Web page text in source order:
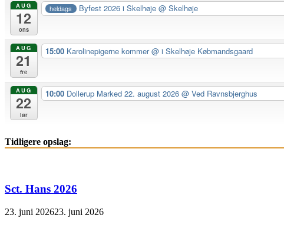
AUG
12
ons
heldags Byfest 2026 i Skelhøje@ Skelhøje
AUG
21
fre
15:00 Karolinepigerne kommer@ i Skelhøje Købmandsgaard
AUG
22
lør
10:00 Dollerup Marked 22. august 2026 @ Ved Ravnsbjerghus
Tidligere opslag:
Sct. Hans 2026
23. juni 202623. juni 2026